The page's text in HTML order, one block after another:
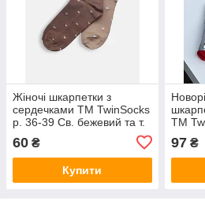
Жіночі шкарпетки з
сердечками ТМ TwinSocks
р. 36-39 Св. бежевий та т.
60 ₴
Купити
ТМ
97₴